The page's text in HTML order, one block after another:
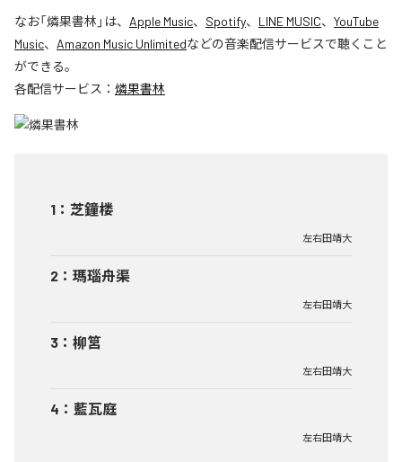
なお「燐果書林 」は、 Apple Music、 Spotify、 LINE MUSIC、 YouTube
Music、 Amazon Music Unlimitedなどの音楽配信サービスで聴くこと
ができる。
各配信サービス： 燐果書林
1 ： 芝鐘楼
左右田靖大
2 ： 瑪瑙舟渠
左右田靖大
3 ： 柳筥
左右田靖大
4 ： 藍瓦庭
左右田靖大